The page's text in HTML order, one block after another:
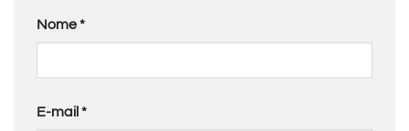
Nome*
E-mail *